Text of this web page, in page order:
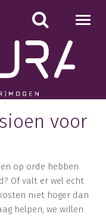
voor
op orde hebben.
Of valt er wel echt
niet hoger dan
helpen, we willen